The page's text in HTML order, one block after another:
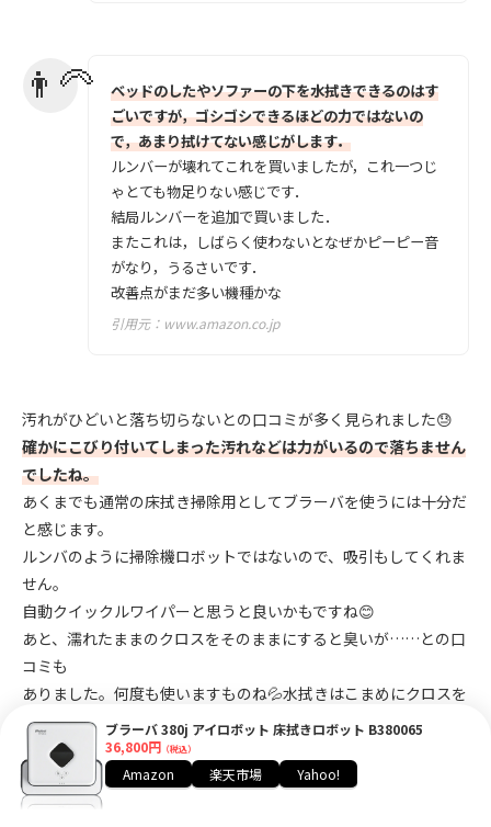
ベッドのしたやソファーの下を水拭きできるのはす
ごいですが，ゴシゴシできるほどの力ではないの
で，あまり拭けてない感じがします．
ルンバーが壊れてこれを買いましたが，これ一つじ
ゃとても物足りない感じです．
結局ルンバーを追加で買いました．
またこれは，しばらく使わないとなぜかピーピー音
がなり，うるさいです．
改善点がまだ多い機種かな
引用元： www.amazon.co.jp
汚れがひどいと落ち切らないとの口コミが多く見られました😓
確かにこびり付いてしまった汚れなどは力がいるので落ちません
でしたね。
あくまでも通常の床拭き掃除用としてブラーバを使うには十分だ
と感じます。
ルンバのように掃除機ロボットではないので、吸引もしてくれま
せん。
自動クイックルワイパーと思うと良いかもですね😊
あと、濡れたままのクロスをそのままにすると臭いが……との口
コミも
ありました。何度も使いますものね💦水拭きはこまめにクロスを
交換したり、
使い捨て用にして清潔に使いましょう😊
ブラーバ 380j アイロボット 床拭きロボット B380065
36,800円 （税込）
Amazon 楽天市場 Yahoo!